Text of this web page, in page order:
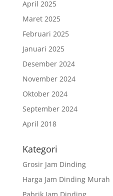
April 2025
Maret 2025
Februari 2025
Januari 2025
Desember 2024
November 2024
Oktober 2024
September 2024
April 2018
Kategori
Grosir Jam Dinding
Harga Jam Dinding Murah
Pabrik Jam Dinding